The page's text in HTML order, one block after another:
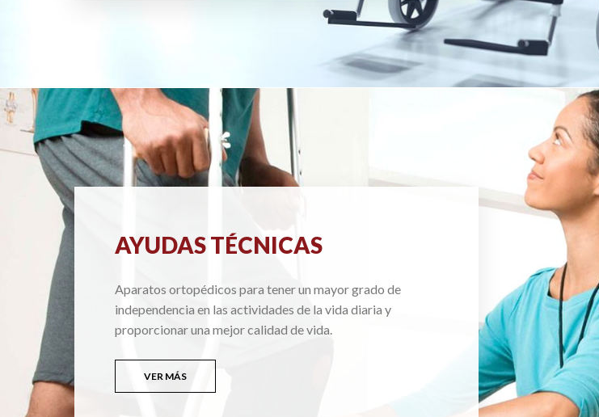
AYUDAS TÉCNICAS
Aparatos ortopédicos para tener un mayor grado de
independencia en las actividades de la vida diaria y
proporcionar una mejor calidad de vida.
VER MÁS